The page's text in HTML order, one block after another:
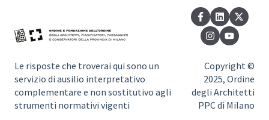
Sottotetti
Dotazioni igienico sanitarie
Invarianza idraulica
Vincoli paesaggistici
Le risposte che troverai qui sono un
servizio di ausilio interpretativo
complementare e non sostitutivo agli
strumenti normativi vigenti
Copyright ©
2025, Ordine
degli Architetti
PPC di Milano